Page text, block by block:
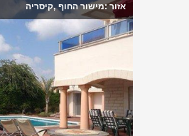
אזור :מישור החוף ,קיסריה